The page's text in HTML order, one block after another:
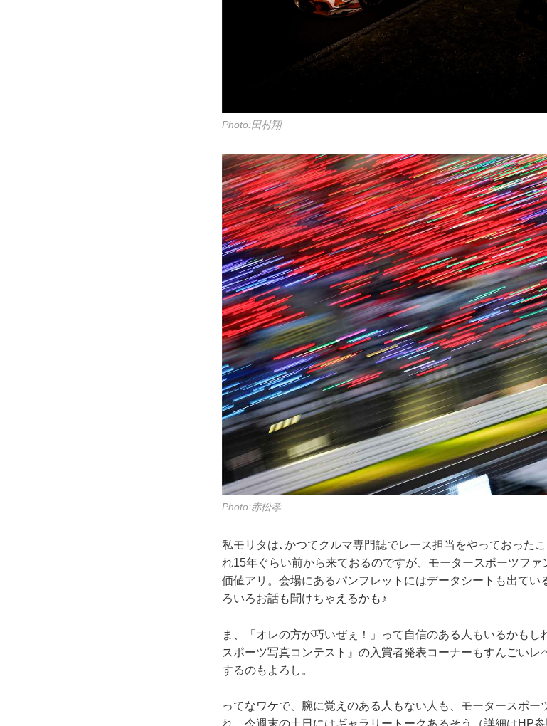
Photo:田村翔
Photo:赤松孝
私モリタは､かつてクルマ専門誌でレース担当をやっておった
れ15年ぐらい前から来ておるのですが、モータースポーツフ
価値アリ。会場にあるパンフレットにはデータシートも出てい
ろいろお話も聞けちゃえるかも♪
ま、「オレの方が巧いぜぇ！」って自信のある人もいるかも
スポーツ写真コンテスト』の入賞者発表コーナーもすんごい
するのもよろし。
ってなワケで、腕に覚えのある人もない人も、モータースポー